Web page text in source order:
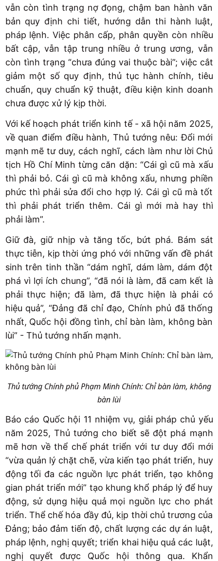
vẫn còn tình trạng nợ đọng, chậm ban hành văn
bản quy định chi tiết, hướng dẫn thi hành luật,
pháp lệnh. Việc phân cấp, phân quyền còn nhiều
bất cập, vẫn tập trung nhiều ở trung ương, vẫn
còn tình trạng “chưa đúng vai thuộc bài”; việc cắt
giảm một số quy định, thủ tục hành chính, tiêu
chuẩn, quy chuẩn kỹ thuật, điều kiện kinh doanh
chưa được xử lý kịp thời.
Với kế hoạch phát triển kinh tế - xã hội năm 2025,
về quan điểm điều hành, Thủ tướng nêu: Đổi mới
mạnh mẽ tư duy, cách nghĩ, cách làm như lời Chủ
tịch Hồ Chí Minh từng căn dặn: “Cái gì cũ mà xấu
thì phải bỏ. Cái gì cũ mà không xấu, nhưng phiền
phức thì phải sửa đổi cho hợp lý. Cái gì cũ mà tốt
thì phải phát triển thêm. Cái gì mới mà hay thì
phải làm”.
Giữ đà, giữ nhịp và tăng tốc, bứt phá. Bám sát
thực tiễn, kịp thời ứng phó với những vấn đề phát
sinh trên tinh thần “dám nghĩ, dám làm, dám đột
phá vì lợi ích chung”, “đã nói là làm, đã cam kết là
phải thực hiện; đã làm, đã thực hiện là phải có
hiệu quả”, “Đảng đã chỉ đạo, Chính phủ đã thống
nhất, Quốc hội đồng tình, chỉ bàn làm, không bàn
lùi” - Thủ tướng nhấn mạnh.
Thủ tướng Chính phủ Phạm Minh Chính: Chỉ bàn làm, không
bàn lùi
Báo cáo Quốc hội 11 nhiệm vụ, giải pháp chủ yếu
năm 2025, Thủ tướng cho biết sẽ đột phá mạnh
mẽ hơn về thể chế phát triển với tư duy đổi mới
“vừa quản lý chặt chẽ, vừa kiến tạo phát triển, huy
động tối đa các nguồn lực phát triển, tạo không
gian phát triển mới” tạo khung khổ pháp lý để huy
động, sử dụng hiệu quả mọi nguồn lực cho phát
triển. Thể chế hóa đầy đủ, kịp thời chủ trương của
Đảng; bảo đảm tiến độ, chất lượng các dự án luật,
pháp lệnh, nghị quyết; triển khai hiệu quả các luật,
nghị quyết được Quốc hội thông qua. Khẩn